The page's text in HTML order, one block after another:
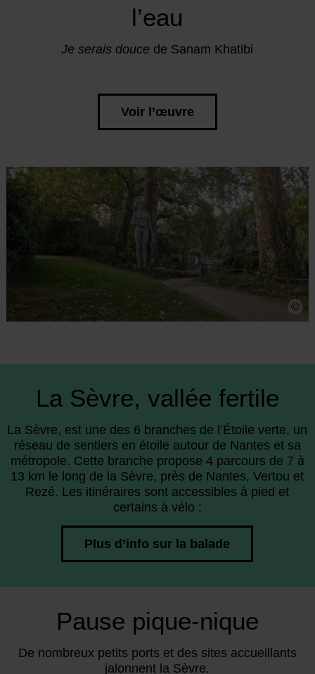
l’eau
Je serais douce de Sanam Khatibi
Voir l’œuvre
©
La Sèvre, vallée fertile
La Sèvre, est une des 6 branches de l’Étoile verte, un
réseau de sentiers en étoile autour de Nantes et sa
métropole. Cette branche propose 4 parcours de 7 à
13 km le long de la Sèvre, près de Nantes, Vertou et
Rezé. Les itinéraires sont accessibles à pied et
certains à vélo :
Plus d’info sur la balade
Pause pique-nique
De nombreux petits ports et des sites accueillants
jalonnent la Sèvre.